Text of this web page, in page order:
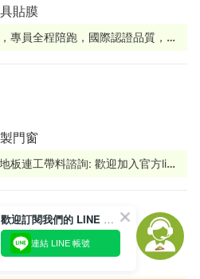
貼膜
專員全程陪跑，國際認證品質，讓
門窗
板連工帶料諮詢: 歡迎加入官方line
板工程
歡迎訂閱我們的 LINE 官方帳號
連結 LINE 帳號